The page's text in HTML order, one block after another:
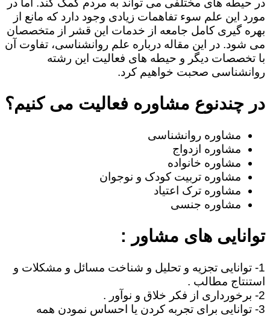
در حیطه های مختلفی می تواند به مردم کمک کند. اما در
مورد این علم سوء تفاهمات زیادی وجود دارد که مانع از
بهره گیری کامل جامعه از خدمات این قشر از متخصصان
می شود. در این مقاله درباره علم روانشناسی، تفاوت آن
با تخصصات دیگر و حیطه های فعالیت این رشته
روانشناسی صحبت خواهیم کرد.
در چندنوع مشاوره فعالیت می کنیم؟
مشاوره روانشناسی
مشاوره ازدواج
مشاوره خانواده
مشاوره تربیت کودک و نوجوان
مشاوره ترک اعتیاد
مشاوره جنسی
توانایی های مشاور :
1- توانایی تجزیه و تحلیل و شناخت مسائل و مشکلات و
استنتاج مطالب .
2- برخورداری از فکر خلاق و نوآور .
3- توانایی برای تجربه کردن یا احساس نمودن همه